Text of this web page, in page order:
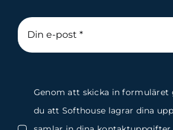
Genom att skicka in formuläret
du att Softhouse lagrar dina